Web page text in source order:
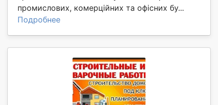
промислових, комерційних та офісних бу...
Подробнее